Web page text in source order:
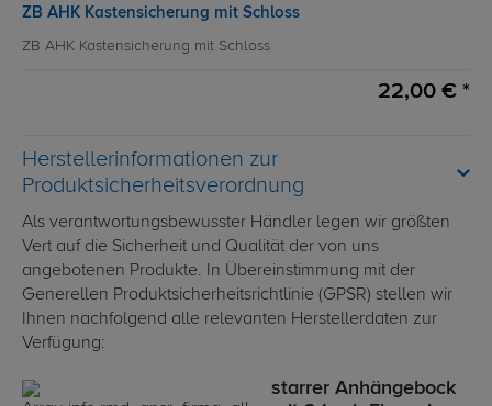
ZB AHK Kastensicherung mit Schloss
ZB AHK Kastensicherung mit Schloss
22,00 € *
Herstellerinformationen zur
Produktsicherheitsverordnung
Als verantwortungsbewusster Händler legen wir größten
Vert auf die Sicherheit und Qualität der von uns
angebotenen Produkte. In Übereinstimmung mit der
Generellen Produktsicherheitsrichtlinie (GPSR) stellen wir
Ihnen nachfolgend alle relevanten Herstellerdaten zur
Verfügung:
starrer Anhängebock